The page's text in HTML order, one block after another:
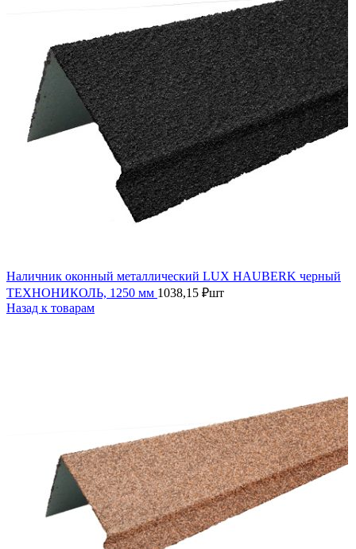
Наличник оконный металлический LUX HAUBERK черный
ТЕХНОНИКОЛЬ, 1250 мм 1038,15 ₽шт
Назад к товарам